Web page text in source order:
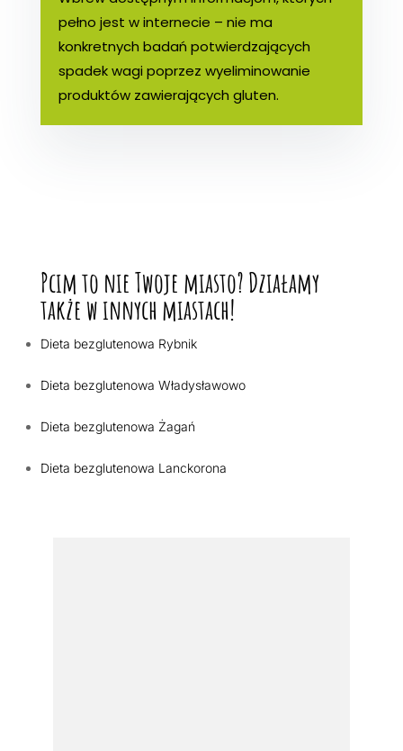
pełno jest w internecie – nie ma
konkretnych badań potwierdzających
spadek wagi poprzez wyeliminowanie
produktów zawierających gluten.
Pcim to nie Twoje miasto? Działamy
także w innych miastach!
Dieta bezglutenowa Rybnik
Dieta bezglutenowa Władysławowo
Dieta bezglutenowa Żagań
Dieta bezglutenowa Lanckorona